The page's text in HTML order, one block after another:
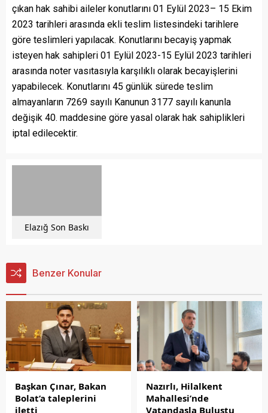
çıkan hak sahibi aileler konutlarını 01 Eylül 2023– 15 Ekim
2023 tarihleri arasında ekli teslim listesindeki tarihlere
göre teslimleri yapılacak. Konutlarını becayiş yapmak
isteyen hak sahipleri 01 Eylül 2023-15 Eylül 2023 tarihleri
arasında noter vasıtasıyla karşılıklı olarak becayişlerini
yapabilecek. Konutlarını 45 günlük sürede teslim
almayanların 7269 sayılı Kanunun 3177 sayılı kanunla
değişik 40. maddesine göre yasal olarak hak sahiplikleri
iptal edilecektir.
Elazığ Son Baskı
Benzer Konular
Başkan Çınar, Bakan
Bolat’a taleplerini
iletti
Nazırlı, Hilalkent
Mahallesi’nde
Vatandaşla Buluştu